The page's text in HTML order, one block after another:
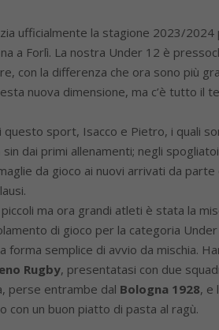
ufficialmente la stagione 2023/2024
a Forlì. La nostra Under 12 è
con la differenza che ora sono più
nuova dimensione, ma c’è tutto il
questo sport, Isacco e Pietro, i quali
dai primi allenamenti; negli
da gioco ai nuovi arrivati da parte
ma ora grandi atleti è stata la
di gioco per la categoria Under
semplice di avvio da mischia.
Rugby, presentatasi con due
perse entrambe dal Bologna 1928, e
con un buon piatto di pasta al ragù.